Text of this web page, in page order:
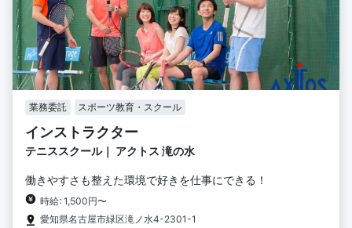
業務委託 スポーツ教育・スクール
インストラクター
テニススクール｜ アクトス 滝の水
働きやすさも整えた環境で好きを仕事にできる！
時給: 1,500円〜
愛知県名古屋市緑区滝ノ水4-2301-1